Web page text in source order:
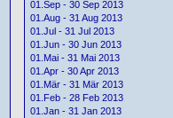
01.Sep - 30 Sep 2013
01.Aug - 31 Aug 2013
01.Jul - 31 Jul 2013
01.Jun - 30 Jun 2013
01.Mai - 31 Mai 2013
01.Apr - 30 Apr 2013
01.Mär - 31 Mär 2013
01.Feb - 28 Feb 2013
01.Jan - 31 Jan 2013